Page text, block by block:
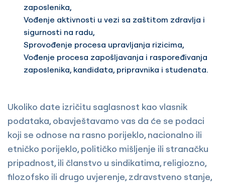
zaposlenika,
Vođenje aktivnosti u vezi sa zaštitom zdravlja i
sigurnosti na radu,
Sprovođenje procesa upravljanja rizicima,
Vođenje procesa zapošljavanja i raspoređivanja
zaposlenika, kandidata, pripravnika i studenata.
Ukoliko date izričitu saglasnost kao vlasnik
podataka, obavještavamo vas da će se podaci
koji se odnose na rasno porijeklo, nacionalno ili
etničko porijeklo, političko mišljenje ili stranačku
pripadnost, ili članstvo u sindikatima, religiozno,
filozofsko ili drugo uvjerenje, zdravstveno stanje,